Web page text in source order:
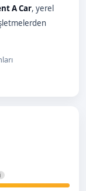
A Car, yerel
i